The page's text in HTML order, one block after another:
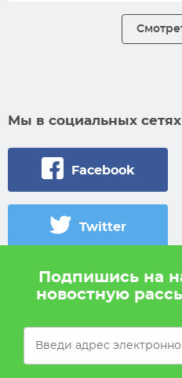
Мы в социальных сетях
Facebook
Twitter
Pokah не проводит игры на
исключительно
Подпишись на
новостную